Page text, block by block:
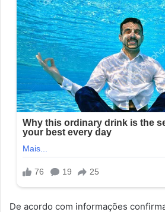
De acordo com informações